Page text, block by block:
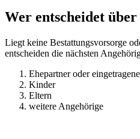
Wer entscheidet
Liegt keine Bestattungsvorsorge
entscheiden die nächsten
Ehepartner oder
Kinder
Eltern
weitere Angehörige